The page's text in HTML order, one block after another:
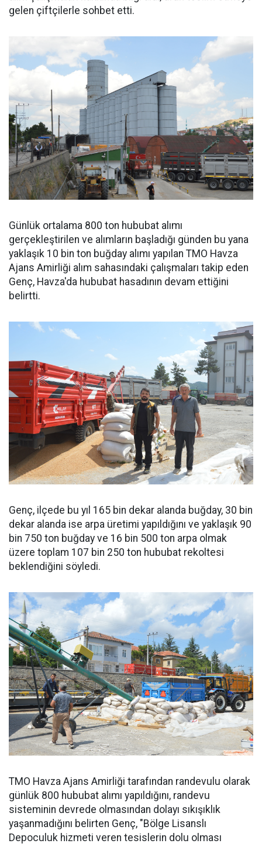
gelen çiftçilerle sohbet etti.
Günlük ortalama 800 ton hububat alımı
gerçekleştirilen ve alımların başladığı günden bu yana
yaklaşık 10 bin ton buğday alımı yapılan TMO Havza
Ajans Amirliği alım sahasındaki çalışmaları takip eden
Genç, Havza'da hububat hasadının devam ettiğini
belirtti.
Genç, ilçede bu yıl 165 bin dekar alanda buğday, 30 bin
dekar alanda ise arpa üretimi yapıldığını ve yaklaşık 90
bin 750 ton buğday ve 16 bin 500 ton arpa olmak
üzere toplam 107 bin 250 ton hububat rekoltesi
beklendiğini söyledi.
TMO Havza Ajans Amirliği tarafından randevulu olarak
günlük 800 hububat alımı yapıldığını, randevu
sisteminin devrede olmasından dolayı sıkışıklık
yaşanmadığını belirten Genç, "Bölge Lisanslı
Depoculuk hizmeti veren tesislerin dolu olması